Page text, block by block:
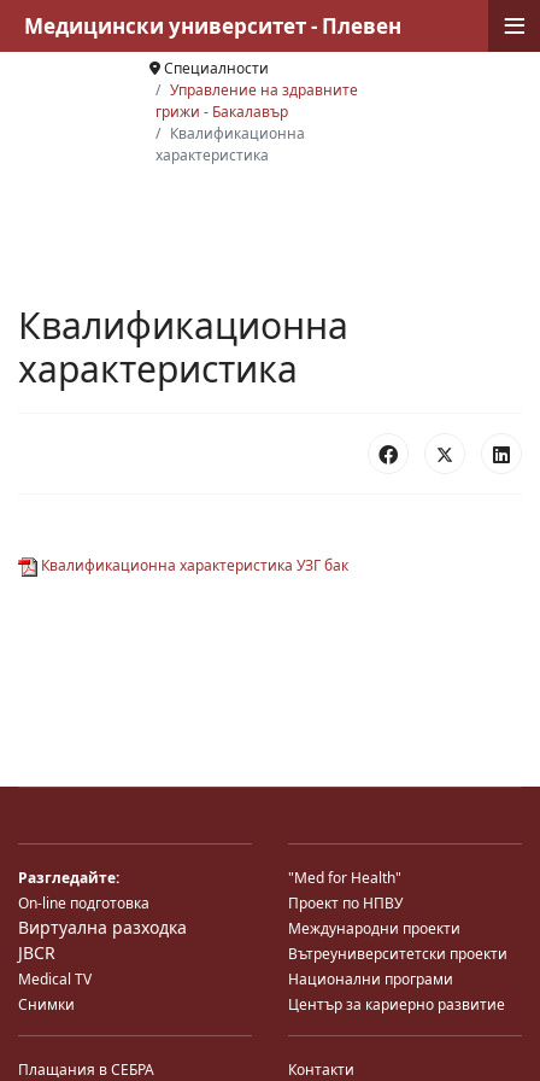
Специалности
Управление на здравните
грижи - Бакалавър
Квалификационна
характеристика
Квалификационна
характеристика
Квалификационна характеристика УЗГ бак
Разгледайте:
On-line подготовка
Виртуална разходка
JBCR
Medical TV
Снимки
"Med for Health"
Проект по НПВУ
Международни проекти
Вътреуниверситетски проекти
Национални програми
Център за кариерно развитие
Плащания в СЕБРА Контакти
Медицински университет - Плевен ≡